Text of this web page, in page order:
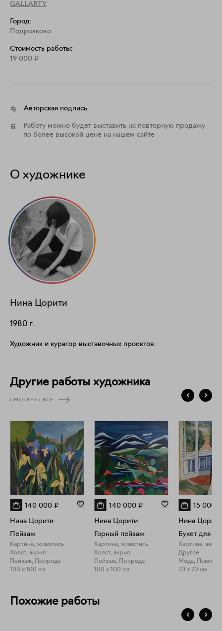
GALLARTY
Город:
Подрезково
Стоимость работы:
19 000 ₽
Авторская подпись
Работу можно будет выставить на повторную продажу
по более высокой цене на нашем сайте
О художнике
Нина Цорити
1980 г.
Художник и куратор выставочных проектов.
Другие работы художника
СМОТРЕТЬ ВСЕ
140 000 ₽
Нина Цорити
Пейзаж
Картина, живопись
Холст, акрил
Пейзаж, Природа
100 x 100 см
140 000 ₽
Нина Цорити
Горный пейзаж
Картина, живопись
Холст, акрил
Пейзаж, Природа
100 x 100 см
15 000
Нина Цорити
Букет для
Картина,
Другое
Мода,
70 x 70 см
Похожие работы